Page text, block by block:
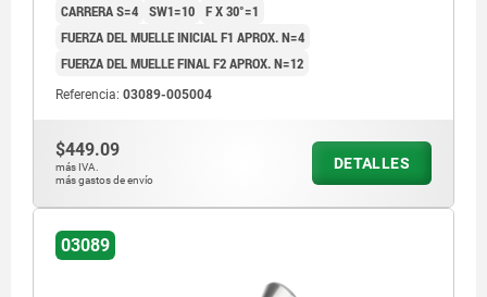
CARRERA S=4 SW1=10 F X 30°=1
FUERZA DEL MUELLE INICIAL F1 APROX. N=4
FUERZA DEL MUELLE FINAL F2 APROX. N=12
Referencia: 03089-005004
$449.09
más IVA.
más gastos de envío
DETALLES
03089